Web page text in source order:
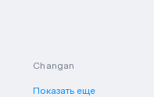
Changan
Показать еще